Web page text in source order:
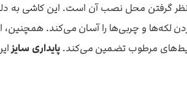
گرفتن محل نصب آن است. این کاشی به دلیل
و چربی‌ها را آسان می‌کند. همچنین،
مرطوب تضمین می‌کند.پایداری سایز